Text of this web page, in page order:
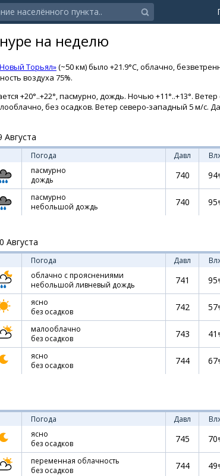
на неделю
Торьял»(~50 км) было +21.9°C, облачно,
воздуха 75%.
+20°..+22°, пасмурно, дождь. Ночью +11°..+13°.
без осадков. Ветер северо-западный 5 м/с.
Августа
Погода Давл
пасмурно
дождь
740 94
пасмурно
небольшой дождь
740 95
Августа
Погода Давл
облачно с прояснениями
небольшой ливневый дождь
741 95
ясно
без осадков
742 57
малооблачно
без осадков
743 41
ясно
без осадков
744 67
Погода Давл
ясно
без осадков
745 70
переменная облачность
без осадков
744 49